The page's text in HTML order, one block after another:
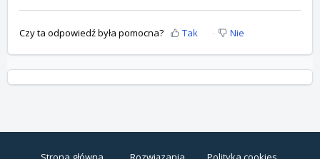
Czy ta odpowiedź była pomocna? Tak Nie